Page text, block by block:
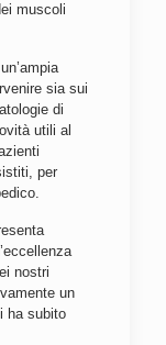
muscoli
sia sui
di
utili al
per
nostri
un
ha subito